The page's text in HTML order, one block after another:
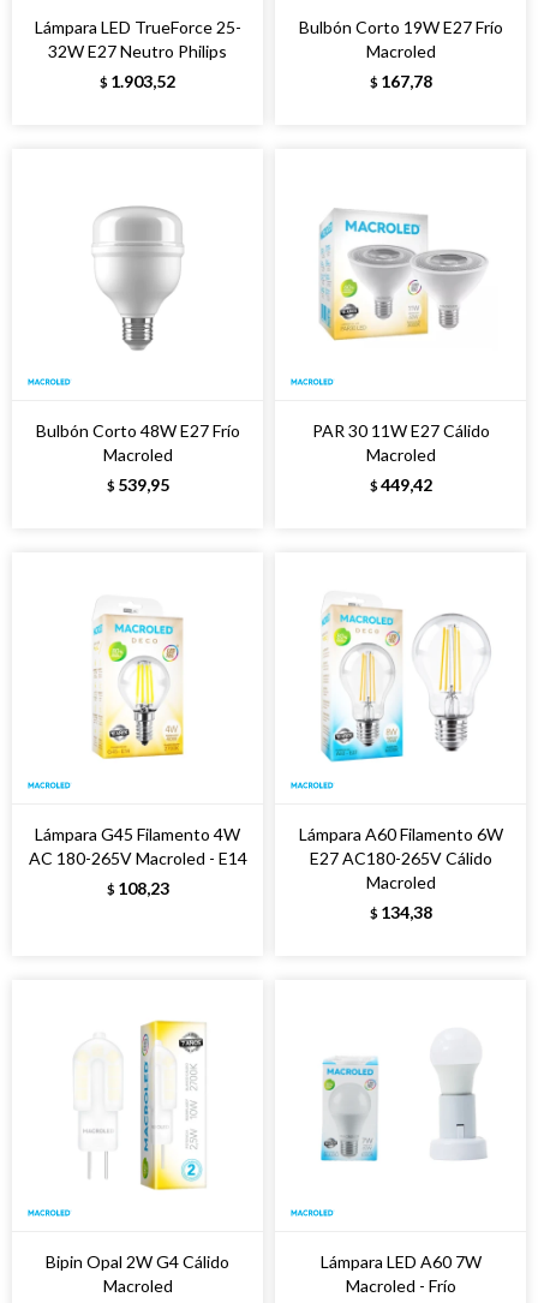
Lámpara LED TrueForce 25-
32W E27 Neutro Philips
$ 1.903,52
Bulbón Corto 19W E27 Frío
Macroled
$ 167,78
Bulbón Corto 48W E27 Frío
Macroled
$ 539,95
PAR 30 11W E27 Cálido
Macroled
$ 449,42
Lámpara G45 Filamento 4W
AC 180-265V Macroled - E14
$ 108,23
Lámpara A60 Filamento 6W
E27 AC180-265V Cálido
Macroled
$ 134,38
Bipin Opal 2W G4 Cálido
Macroled
Lámpara LED A60 7W
Macroled - Frío